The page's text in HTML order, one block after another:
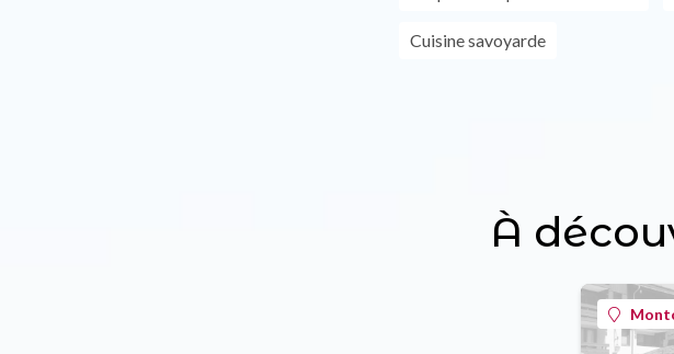
Cuisine savoyarde
À